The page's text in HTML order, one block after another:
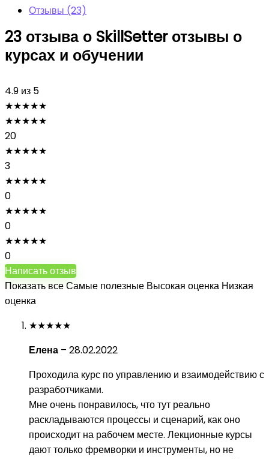
Отзывы (23)
23 отзыва о SkillSetter отзывы о
курсах и обучении
4.9 из 5
★★★★★
★★★★★
20
★★★★★
3
★★★★★
0
★★★★★
0
★★★★★
0
Написать отзыв
Показать всеСамые полезные Высокая оценка Низкая
оценка
★★★★★
Елена – 28.02.2022
Проходила курс по управлению и взаимодействию с
разработчиками.
Мне очень понравилось, что тут реально
раскладываются процессы и сценарий, как оно
происходит на рабочем месте. Лекционные курсы
дают только фремворки и инструменты, но не